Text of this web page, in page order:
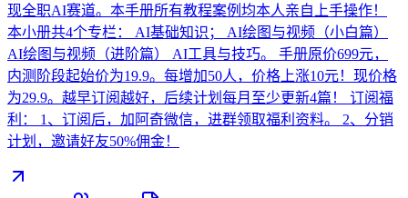
现全职AI赛道。本手册所有教程案例均本人亲自上手操作！
本小册共4个专栏： AI基础知识； AI绘图与视频（小白篇）
AI绘图与视频（进阶篇） AI工具与技巧。 手册原价699元，
内测阶段起始价为19.9。每增加50人，价格上涨10元！现价格
为29.9。越早订阅越好，后续计划每月至少更新4篇！ 订阅福
利： 1、订阅后，加阿奇微信，进群领取福利资料。 2、分销
计划，邀请好友50%佣金！